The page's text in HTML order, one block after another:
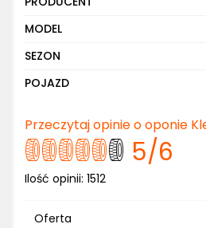
MODEL
SEZON
POJAZD
Przeczytaj opinie o oponie
5/6
Ilość opinii: 1512
Oferta